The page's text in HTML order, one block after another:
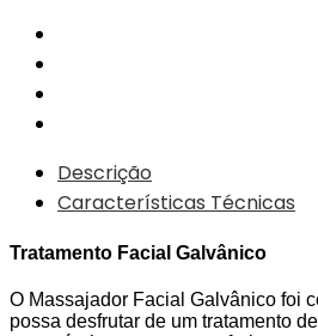
Descrição
Características Técnicas
Tratamento Facial Galvânico
O Massajador Facial Galvânico foi
possa desfrutar de um tratamento